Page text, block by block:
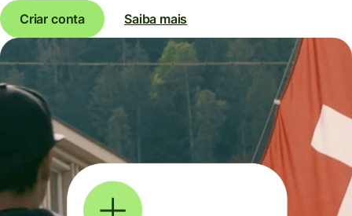
Criar conta
Saiba mais